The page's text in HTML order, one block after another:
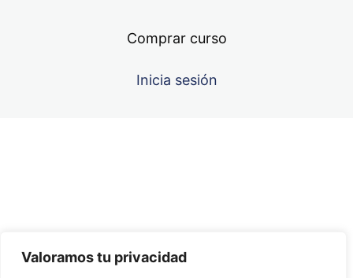
Valoramos tu privacidad
Unidad 9
Comprar curso
Inicia sesión